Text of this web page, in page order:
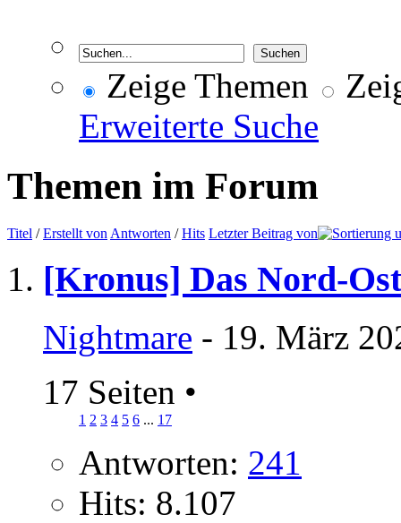
Zeige Themen
Erweiterte Suche
Themen im Forum
Titel /Erstellt von Antworten /Hits Letzter Beitrag von
[Kronus] Das Nord-
Nightmare - 19. März
17 Seiten •
1 2 3 4 5 6 ... 17
Antworten: 241
Hits: 8.107